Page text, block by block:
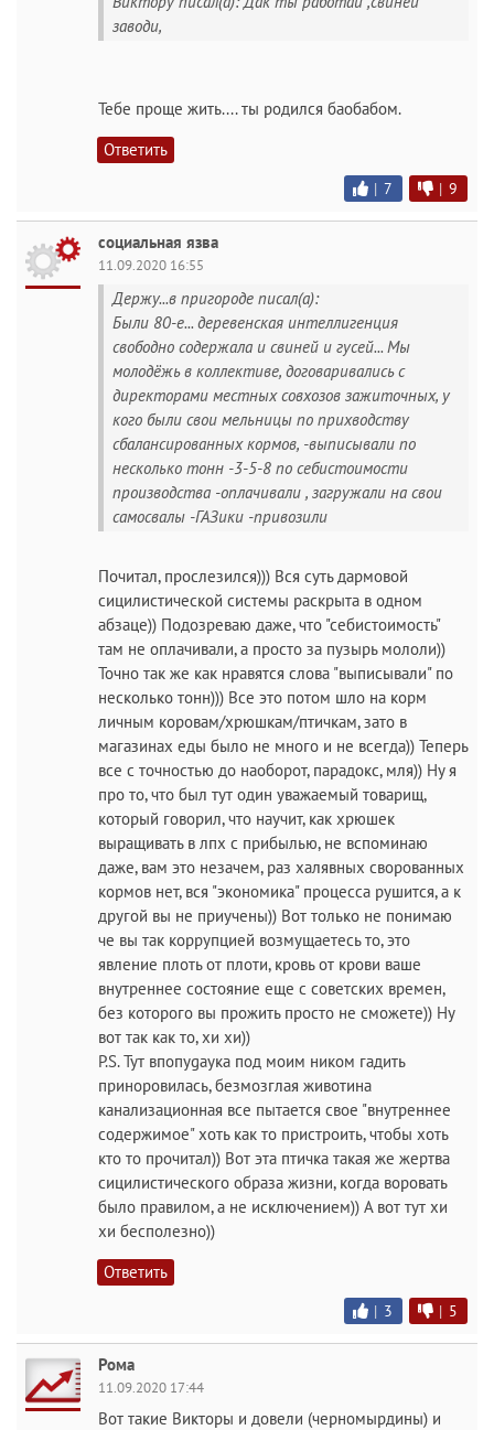
заводи,
Тебе проще жить.... ты родился баобабом.
Ответить
| 7 | 9
социальная язва
11.09.2020 16:55
Держу...в пригороде писал(а):
Были 80-е... деревенская интеллигенция
свободно содержала и свиней и гусей... Мы
молодёжь в коллективе, договаривались с
директорами местных совхозов зажиточных, у
кого были свои мельницы по прихводству
сбалансированных кормов, -выписывали по
несколько тонн -3-5-8 по себистоимости
производства -оплачивали , загружали на свои
самосвалы -ГАЗики -привозили
Почитал, прослезился))) Вся суть дармовой
сицилистической системы раскрыта в одном
абзаце)) Подозреваю даже, что "себистоимость"
там не оплачивали, а просто за пузырь мололи))
Точно так же как нравятся слова "выписывали" по
несколько тонн))) Все это потом шло на корм
личным коровам/хрюшкам/птичкам, зато в
магазинах еды было не много и не всегда)) Теперь
все с точностью до наоборот, парадокс, мля)) Ну я
про то, что был тут один уважаемый товарищ,
который говорил, что научит, как хрюшек
выращивать в лпх с прибылью, не вспоминаю
даже, вам это незачем, раз халявных сворованных
кормов нет, вся "экономика" процесса рушится, а к
другой вы не приучены)) Вот только не понимаю
че вы так коррупцией возмущаетесь то, это
явление плоть от плоти, кровь от крови ваше
внутреннее состояние еще с советских времен,
без которого вы прожить просто не сможете)) Ну
вот так как то, хи хи))
P.S. Тут впопуgayка под моим ником гадить
приноровилась, безмозглая животина
канализационная все пытается свое "внутреннее
содержимое" хоть как то пристроить, чтобы хоть
кто то прочитал)) Вот эта птичка такая же жертва
сицилистического образа жизни, когда воровать
было правилом, а не исключением)) А вот тут хи
хи бесполезно))
Ответить
| 3 | 5
Рома
11.09.2020 17:44
Вот такие Викторы и довели (черномырдины) и